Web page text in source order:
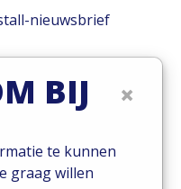
nieuwsbrief
voorbehouden
×
BIJ
te kunnen
graag willen